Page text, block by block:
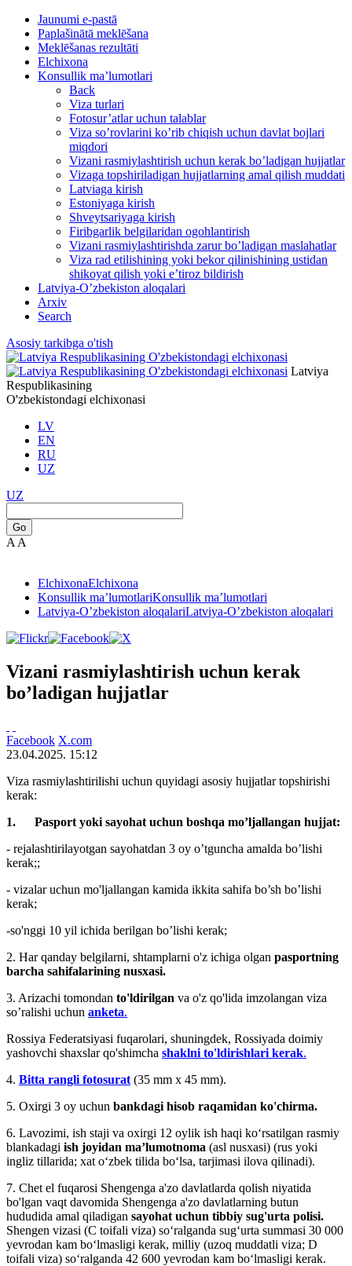
Jaunumi e-pastā
Paplašinātā meklēšana
Meklēšanas rezultāti
Elchixona
Konsullik ma’lumotlari
Back
Viza turlari
Fotosur’atlar uchun talablar
Viza so’rovlarini ko’rib chiqish uchun davlat bojlari
miqdori
Vizani rasmiylashtirish uchun kerak bo’ladigan hujjatlar
Vizaga topshiriladigan hujjatlarning amal qilish muddati
Latviaga kirish
Estoniyaga kirish
Shveytsariyaga kirish
Firibgarlik belgilaridan ogohlantirish
Vizani rasmiylashtirishda zarur bo’ladigan maslahatlar
Viza rad etilishining yoki bekor qilinishining ustidan
shikoyat qilish yoki e’tiroz bildirish
Latviya-O’zbekiston aloqalari
Arxiv
Search
Asosiy tarkibga o'tish
Latviya
Respublikasining
O'zbekistondagi elchixonasi
LV
EN
RU
UZ
UZ
Go
A A
ElchixonaElchixona
Konsullik ma’lumotlariKonsullik ma’lumotlari
Latviya-O’zbekiston aloqalariLatviya-O’zbekiston aloqalari
Vizani rasmiylashtirish uchun kerak
bo’ladigan hujjatlar
Facebook X.com
23.04.2025. 15:12
Viza rasmiylashtirilishi uchun quyidagi asosiy hujjatlar topshirishi
kerak:
1. Pasport yoki sayohat uchun boshqa mo’ljallangan hujjat:
- rejalashtirilayotgan sayohatdan 3 oy o’tguncha amalda bo’lishi
kerak;;
- vizalar uchun mo'ljallangan kamida ikkita sahifa bo’sh bo’lishi
kerak;
-so'nggi 10 yil ichida berilgan bo’lishi kerak;
2. Har qanday belgilarni, shtamplarni o'z ichiga olgan pasportning
barcha sahifalarining nusxasi.
3. Arizachi tomondan to'ldirilgan va o'z qo'lida imzolangan viza
so’ralishi uchun anketa.
Rossiya Federatsiyasi fuqarolari, shuningdek, Rossiyada doimiy
yashovchi shaxslar qo'shimcha shaklni to'ldirishlari kerak.
4. Bitta rangli fotosurat (35 mm x 45 mm).
5. Oxirgi 3 oy uchun bankdagi hisob raqamidan ko'chirma.
6. Lavozimi, ish staji va oxirgi 12 oylik ish haqi ko‘rsatilgan rasmiy
blankadagi ish joyidan ma’lumotnoma (asl nusxasi) (rus yoki
ingliz tillarida; xat o‘zbek tilida bo‘lsa, tarjimasi ilova qilinadi).
7. Chet el fuqarosi Shengenga a'zo davlatlarda qolish niyatida
bo'lgan vaqt davomida Shengenga a'zo davlatlarning butun
hududida amal qiladigan sayohat uchun tibbiy sug'urta polisi.
Shengen vizasi (C toifali viza) soʻralganda sugʻurta summasi 30 000
yevrodan kam boʻlmasligi kerak, milliy (uzoq muddatli viza; D
toifali viza) soʻralganda 42 600 yevrodan kam boʻlmasligi kerak.